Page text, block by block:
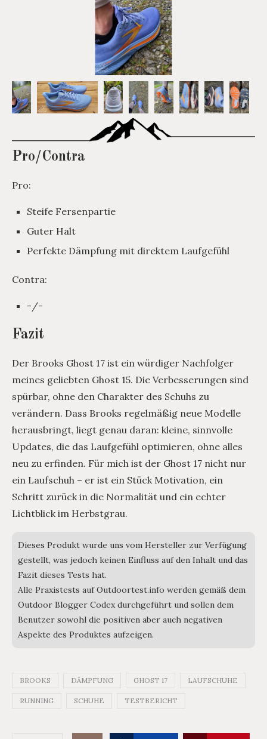
Pro/Contra
Pro:
Steife Fersenpartie
Guter Halt
Perfekte Dämpfung mit direktem Laufgefühl
Contra:
-/-
Fazit
Der Brooks Ghost 17 ist ein würdiger Nachfolger
meines geliebten Ghost 15. Die Verbesserungen sind
spürbar, ohne den Charakter des Schuhs zu
verändern. Dass Brooks regelmäßig neue Modelle
herausbringt, liegt genau daran: kleine, sinnvolle
Updates, die das Laufgefühl optimieren, ohne alles
neu zu erfinden. Für mich ist der Ghost 17 nicht nur
ein Laufschuh – er ist ein Stück Motivation, ein
Schritt zurück in die Normalität und ein echter
Lichtblick im Herbstgrau.
Dieses Produkt wurde uns vom Hersteller zur Verfügung
gestellt, was jedoch keinen Einfluss auf den Inhalt und das
Fazit dieses Tests hat.
Alle Praxistests auf Outdoortest.info werden gemäß dem
Outdoor Blogger Codex durchgeführt und sollen dem
Benutzer sowohl die positiven aber auch negativen
Aspekte des Produktes aufzeigen.
BROOKS DÄMPFUNG GHOST 17 LAUFSCHUHE
RUNNING SCHUHE TESTBERICHT